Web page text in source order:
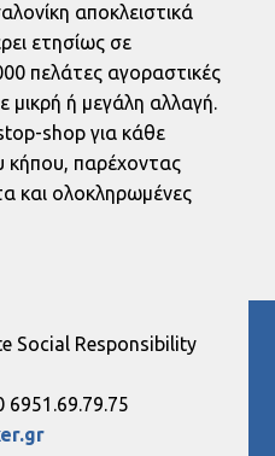
αποκλειστικά
ετησίως σε
πελάτες αγοραστικές
μικρή ή μεγάλη αλλαγή.
shop για κάθε
κήπου, παρέχοντας
και ολοκληρωμένες
Social Responsibility
6951.69.79.75